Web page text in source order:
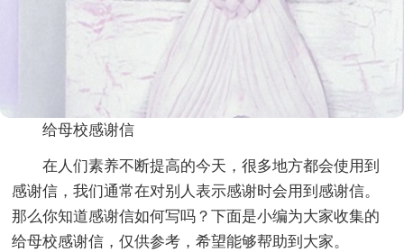
给母校感谢信
在人们素养不断提高的今天，很多地方都会使用到
感谢信，我们通常在对别人表示感谢时会用到感谢信。
那么你知道感谢信如何写吗？下面是小编为大家收集的
给母校感谢信，仅供参考，希望能够帮助到大家。